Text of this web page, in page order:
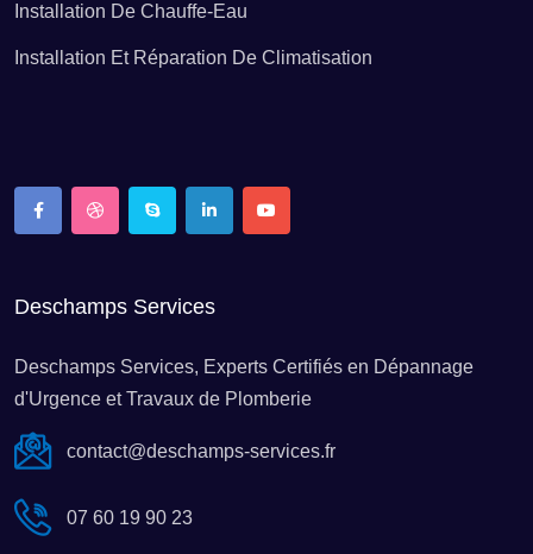
Débouchage de canalisation Asnières-la-Giraud
Débouchage de canalisation Aulnay
Débouchage de canalisation Authon-Ébéon
Débouchage de canalisation Aytré
Installation De Chauffe-Eau
Installation Et Réparation De Climatisation
Deschamps Services
Deschamps Services, Experts Certifiés en Dépannage
d'Urgence et Travaux de Plomberie
contact@deschamps-services.fr
07 60 19 90 23